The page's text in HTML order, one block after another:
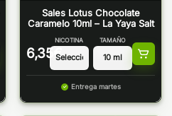
Sales Lotus Chocolate
Caramelo 10ml – La Yaya Salt
6,35 €
NICOTINA TAMAÑO
Entrega martes